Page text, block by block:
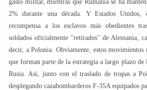
gasto militar, mientras que Rumanía se ha
2% durante una década. Y Estados Unidos,
recompensa a los esclavos más obedientes
soldados oficialmente "retirados" de Alemania,
decir, a Polonia. Obviamente, estos movimientos
que forman parte de la estrategia a largo plazo
Rusia. Así, junto con el traslado de tropas a
desplegando cazabombarderos F-35A equipados